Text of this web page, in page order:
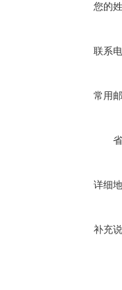
您的
联系
常用
详细
补充